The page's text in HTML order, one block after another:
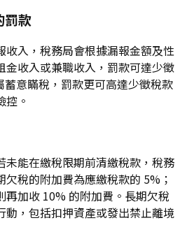
罰款
入，稅務局會根據漏報金額及性
金收入或兼職收入，罰款可達少徵
意瞞稅，罰款更可高達少徵稅款
控。
未能在繳稅限期前清繳稅款，稅務
稅的附加費為應繳稅款的 5%；
加收 10% 的附加費。長期欠稅
動，包括扣押資產或發出禁止離境